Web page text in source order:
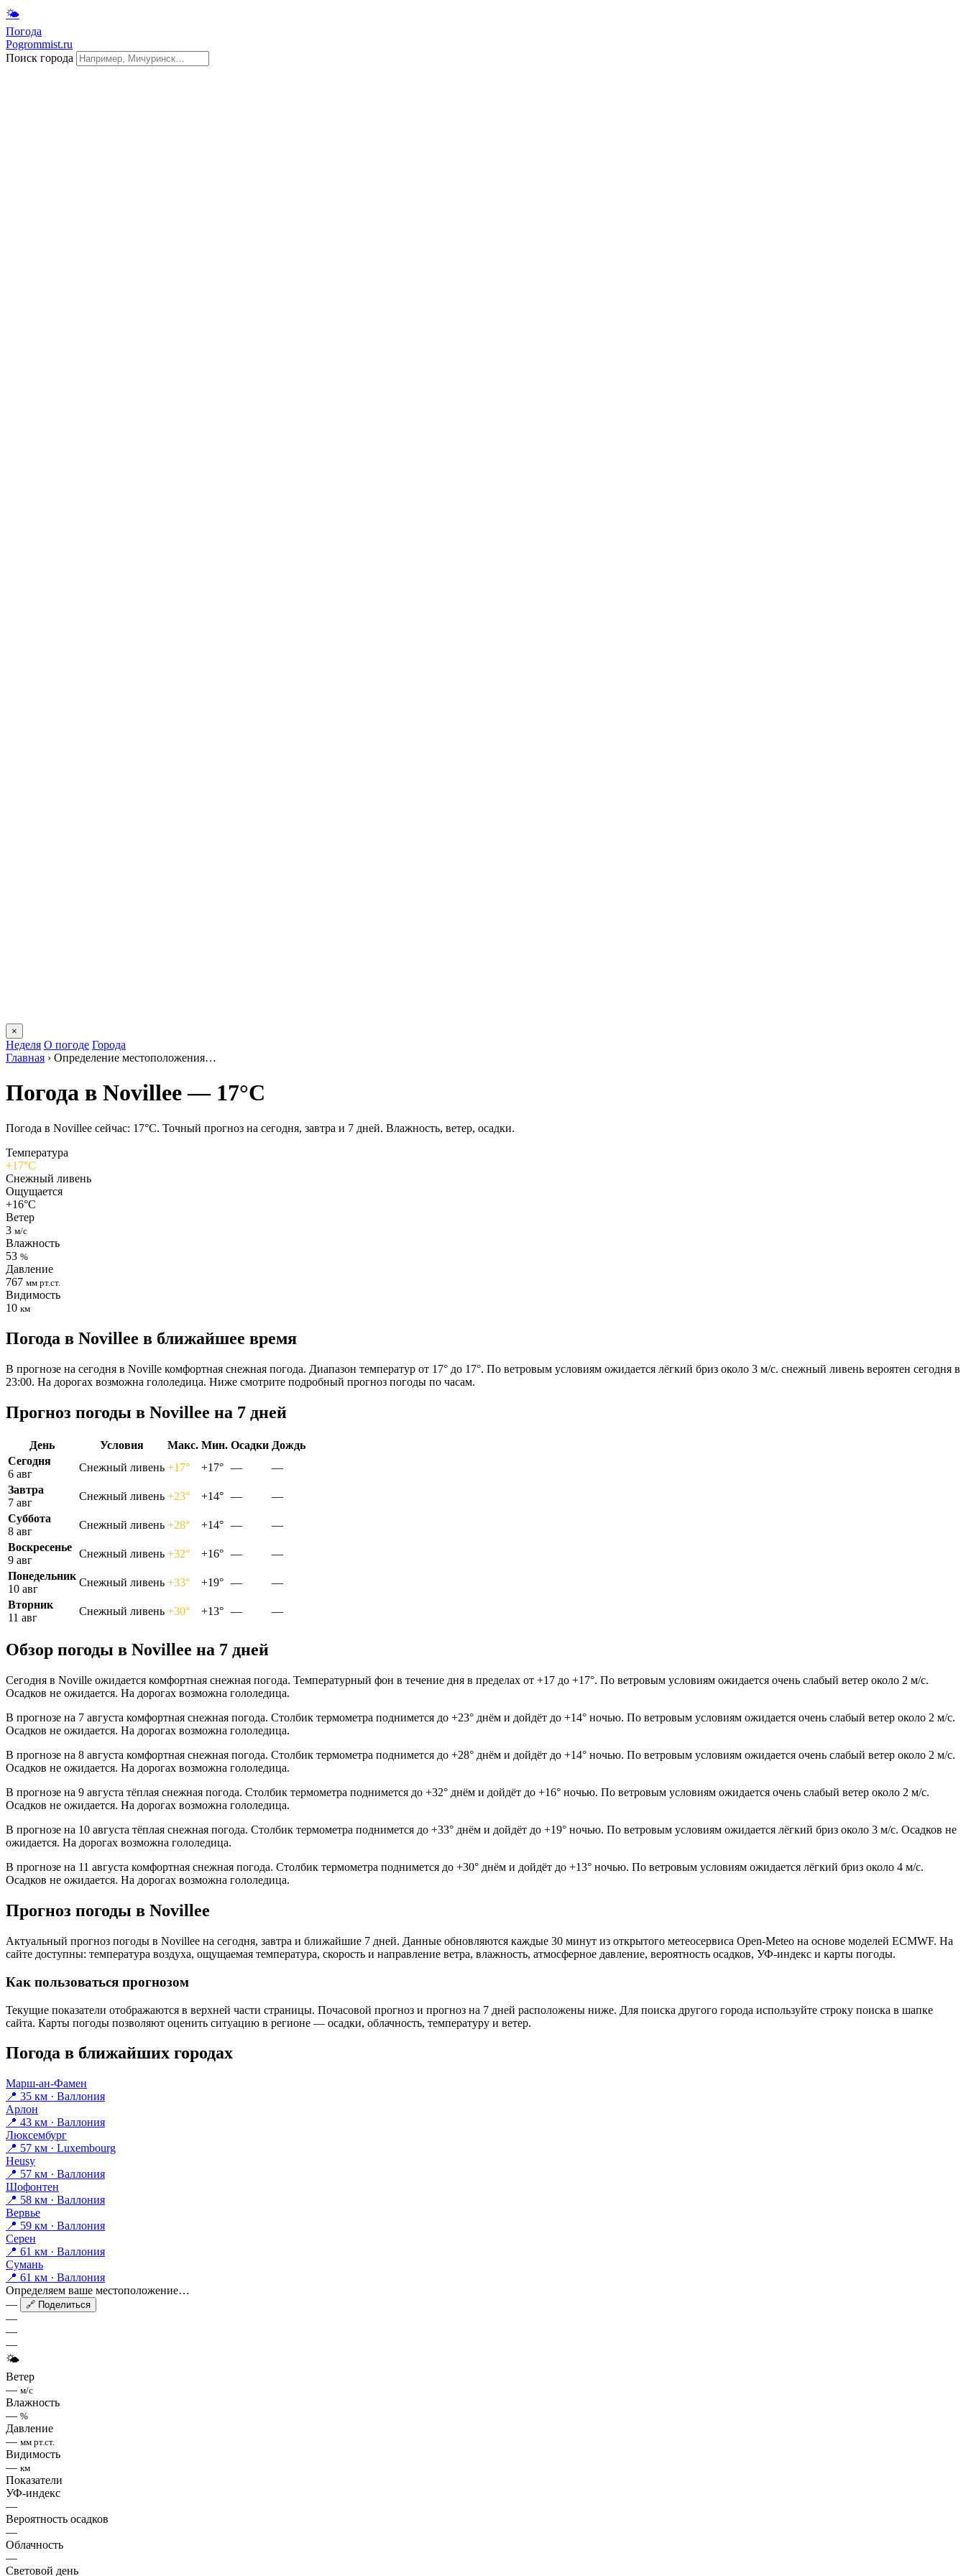
🌤
Погода
Pogrommist.ru
Поиск города
×
Неделя О погоде Города
Главная › Определение местоположения…
Погода в Novilleе — 17°C
Погода в Novilleе сейчас: 17°C. Точный прогноз на сегодня, завтра и 7 дней. Влажность, ветер, осадки.
Температура
+17°C
Снежный ливень
Ощущается
+16°C
Ветер
3 м/с
Влажность
53 %
Давление
767 мм рт.ст.
Видимость
10 км
Погода в Novilleе в ближайшее время
В прогнозе на сегодня в Noville комфортная снежная погода. Диапазон температур от 17° до 17°. По ветровым условиям ожидается лёгкий бриз около 3 м/с. снежный ливень вероятен сегодня в
23:00. На дорогах возможна гололедица. Ниже смотрите подробный прогноз погоды по часам.
Прогноз погоды в Novilleе на 7 дней
День Условия Макс. Мин. Осадки Дождь
Сегодня
6 авг
Снежный ливень +17° +17° —
—
Завтра
7 авг
Снежный ливень +23° +14° —
—
Суббота
8 авг
Снежный ливень +28° +14° —
—
Воскресенье
9 авг
Снежный ливень +32° +16° —
—
Понедельник
10 авг
Снежный ливень +33° +19° —
—
Вторник
11 авг
Снежный ливень +30° +13° — —
Обзор погоды в Novilleе на 7 дней
Сегодня в Noville ожидается комфортная снежная погода. Температурный фон в течение дня в пределах от +17 до +17°. По ветровым условиям ожидается очень слабый ветер около 2 м/с.
Осадков не ожидается. На дорогах возможна гололедица.
В прогнозе на 7 августа комфортная снежная погода. Столбик термометра поднимется до +23° днём и дойдёт до +14° ночью. По ветровым условиям ожидается очень слабый ветер около 2 м/с.
Осадков не ожидается. На дорогах возможна гололедица.
В прогнозе на 8 августа комфортная снежная погода. Столбик термометра поднимется до +28° днём и дойдёт до +14° ночью. По ветровым условиям ожидается очень слабый ветер около 2 м/с.
Осадков не ожидается. На дорогах возможна гололедица.
В прогнозе на 9 августа тёплая снежная погода. Столбик термометра поднимется до +32° днём и дойдёт до +16° ночью. По ветровым условиям ожидается очень слабый ветер около 2 м/с.
Осадков не ожидается. На дорогах возможна гололедица.
В прогнозе на 10 августа тёплая снежная погода. Столбик термометра поднимется до +33° днём и дойдёт до +19° ночью. По ветровым условиям ожидается лёгкий бриз около 3 м/с. Осадков не
ожидается. На дорогах возможна гололедица.
В прогнозе на 11 августа комфортная снежная погода. Столбик термометра поднимется до +30° днём и дойдёт до +13° ночью. По ветровым условиям ожидается лёгкий бриз около 4 м/с.
Осадков не ожидается. На дорогах возможна гололедица.
Прогноз погоды в Novilleе
Актуальный прогноз погоды в Novilleе на сегодня, завтра и ближайшие 7 дней. Данные обновляются каждые 30 минут из открытого метеосервиса Open-Meteo на основе моделей ECMWF. На
сайте доступны: температура воздуха, ощущаемая температура, скорость и направление ветра, влажность, атмосферное давление, вероятность осадков, УФ-индекс и карты погоды.
Как пользоваться прогнозом
Текущие показатели отображаются в верхней части страницы. Почасовой прогноз и прогноз на 7 дней расположены ниже. Для поиска другого города используйте строку поиска в шапке
сайта. Карты погоды позволяют оценить ситуацию в регионе — осадки, облачность, температуру и ветер.
Погода в ближайших городах
Марш-ан-Фамен
📍 35 км · Валлония
Арлон
📍 43 км · Валлония
Люксембург
📍 57 км · Luxembourg
Heusy
📍 57 км · Валлония
Шофонтен
📍 58 км · Валлония
Вервье
📍 59 км · Валлония
Серен
📍 61 км · Валлония
Сумань
📍 61 км · Валлония
Определяем ваше местоположение…
—
🔗 Поделиться
—
—
—
🌤
Ветер
— м/с
Влажность
— %
Давление
— мм рт.ст.
Видимость
— км
Показатели
УФ-индекс
—
Вероятность осадков
—
Облачность
—
Световой день